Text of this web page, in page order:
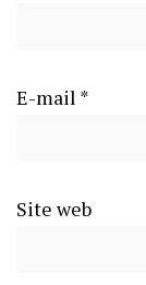
E-mail *
Site web